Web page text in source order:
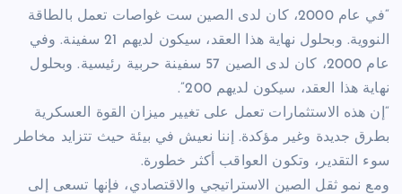
“في عام 2000، كان لدى الصين ست غواصات تعمل بالطاقة
النووية. وبحلول نهاية هذا العقد، سيكون لديهم 21 سفينة. وفي
عام 2000، كان لدى الصين 57 سفينة حربية رئيسية. وبحلول
نهاية هذا العقد، سيكون لديهم 200”.
“إن هذه الاستثمارات تعمل على تغيير ميزان القوة العسكرية
بطرق جديدة وغير مؤكدة. إننا نعيش في بيئة حيث تتزايد مخاطر
سوء التقدير، وتكون العواقب أكثر خطورة.
ومع نمو ثقل الصين الاستراتيجي والاقتصادي، فإنها تسعى إلى